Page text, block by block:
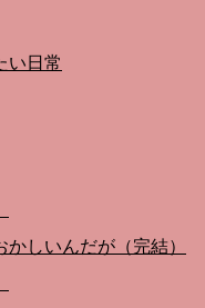
い日常
しいんだが（完結）